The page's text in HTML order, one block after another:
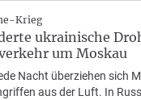
Krieg
ukrainische
um Moskau
Nacht überziehen sich
aus der Luft. In